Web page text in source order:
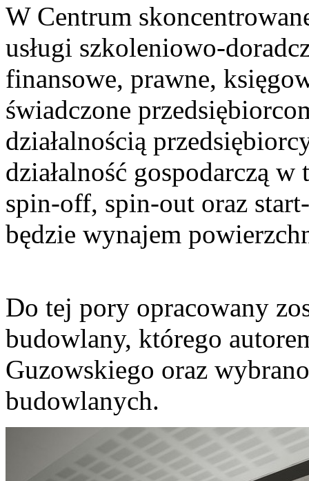
W Centrum
usługi szkoleniowo-
finansowe, prawne,
świadczone
działalnością
działalność gospodarczą
spin-off, spin-out oraz
będzie wynajem
Do tej pory opracowany
budowlany, którego
Guzowskiego oraz
budowlanych.